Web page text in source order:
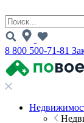
8 800 500-71-81